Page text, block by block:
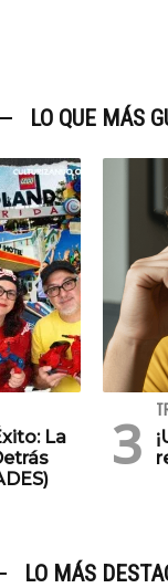
LO QUE MÁS
La
LO MÁS